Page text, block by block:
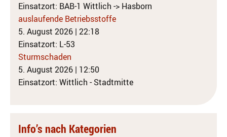
Einsatzort: BAB-1 Wittlich -> Hasborn
auslaufende Betriebsstoffe
5. August 2026 | 22:18
Einsatzort: L-53
Sturmschaden
5. August 2026 | 12:50
Einsatzort: Wittlich - Stadtmitte
Info’s nach Kategorien